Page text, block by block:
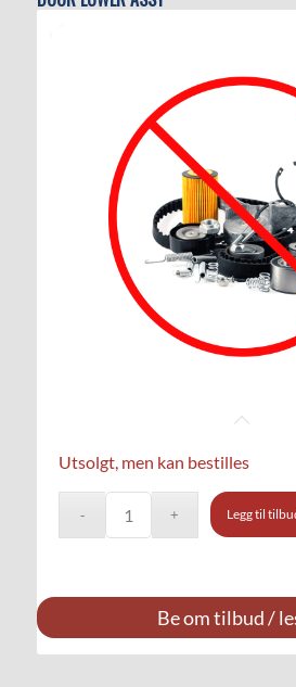
Utsolgt, men kan bestilles
Legg til
Be om tilbud /